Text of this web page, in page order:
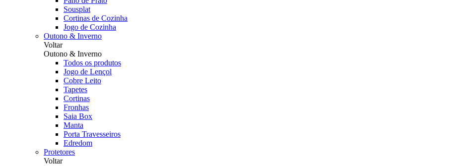
Sousplat
Cortinas de Cozinha
Jogo de Cozinha
Outono & Inverno
Voltar
Outono & Inverno
Todos os produtos
Jogo de Lençol
Cobre Leito
Tapetes
Cortinas
Fronhas
Saia Box
Manta
Porta Travesseiros
Edredom
Protetores
Voltar